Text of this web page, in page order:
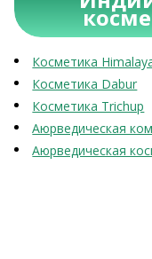
Косметика
Косметика Dabur
Косметика Trichup
Аюрведическая
Аюрведическая